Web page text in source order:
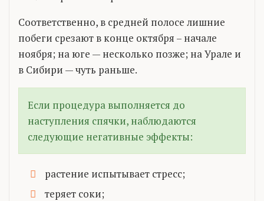
Соответственно, в средней полосе лишние
побеги срезают в конце октября – начале
ноября; на юге — несколько позже; на Урале и
в Сибири — чуть раньше.
Если процедура выполняется до
наступления спячки, наблюдаются
следующие негативные эффекты:
растение испытывает стресс;
теряет соки;